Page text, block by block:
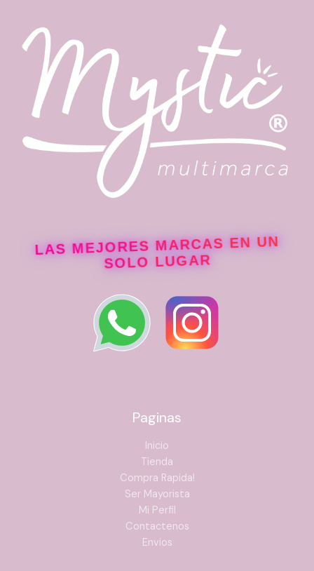
LAS MEJORES MARCAS EN UN
SOLO LUGAR
Paginas
Inicio
Tienda
Compra Rapida!
Ser Mayorista
Mi Perfil
Contactenos
Envios